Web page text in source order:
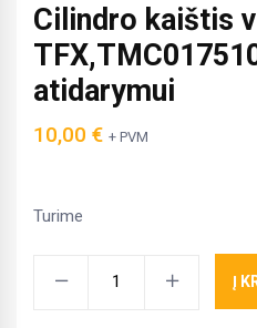
Cilindro kaištis
atidarymui
10,00 € + PVM
Turime
Į